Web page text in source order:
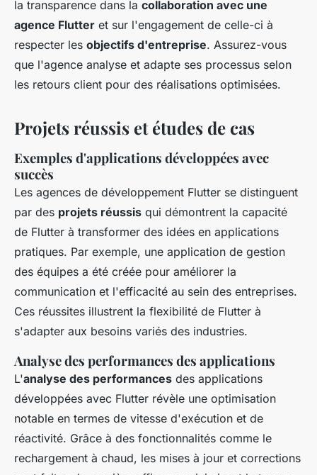
la transparence dans la collaboration avec une
agence Flutter et sur l'engagement de celle-ci à
respecter les objectifs d'entreprise. Assurez-vous
que l'agence analyse et adapte ses processus selon
les retours client pour des réalisations optimisées.
Projets réussis et études de cas
Exemples d'applications développées avec
succès
Les agences de développement Flutter se distinguent
par des projets réussis qui démontrent la capacité
de Flutter à transformer des idées en applications
pratiques. Par exemple, une application de gestion
des équipes a été créée pour améliorer la
communication et l'efficacité au sein des entreprises.
Ces réussites illustrent la flexibilité de Flutter à
s'adapter aux besoins variés des industries.
Analyse des performances des applications
L'analyse des performances des applications
développées avec Flutter révèle une optimisation
notable en termes de vitesse d'exécution et de
réactivité. Grâce à des fonctionnalités comme le
rechargement à chaud, les mises à jour et corrections